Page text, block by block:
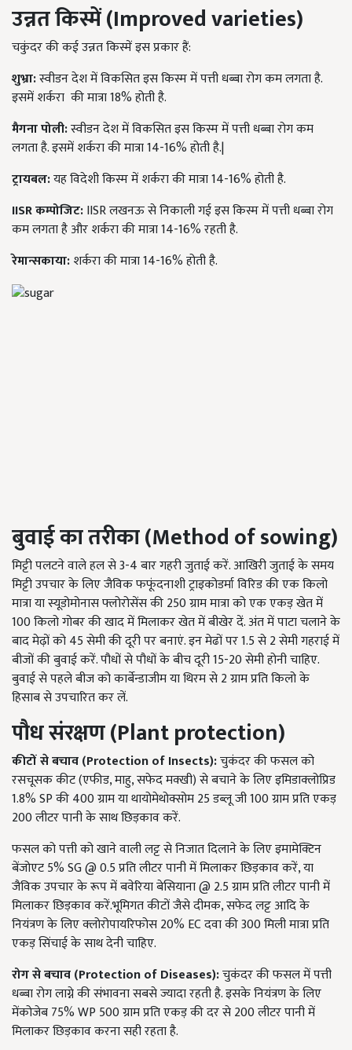
उन्नत किस्में (Improved varieties)
चकुंदर की कई उन्नत किस्में इस प्रकार हैं:
शुभ्रा:स्वीडन देश में विकसित इस किस्म में पत्ती धब्बा रोग कम लगता है.
इसमें शर्करा की मात्रा 18% होती है.
मैगना पोली:स्वीडन देश में विकसित इस किस्म में पत्ती धब्बा रोग कम
लगता है. इसमें शर्करा की मात्रा 14-16% होती है.|
ट्रायबल:यह विदेशी किस्म में शर्करा की मात्रा 14-16% होती है.
IISRकम्पोजिट:IISRलखनऊ से निकाली गई इस किस्म में पत्ती धब्बा रोग
कम लगता है और शर्करा की मात्रा 14-16% रहती है.
रेमान्सकाया:शर्करा की मात्रा 14-16% होती है.
बुवाई का तरीका(Method of sowing)
मिट्टी पलटने वाले हल से 3-4 बार गहरी जुताई करें. आखिरी जुताई के समय
मिट्टी उपचार के लिए जैविक फफूंदनाशी ट्राइकोडर्मा विरिड की एक किलो
मात्रा या स्यूडोमोनास फ्लोरोसेंस की 250 ग्राम मात्रा को एक एकड़ खेत में
100 किलो गोबर की खाद में मिलाकर खेत में बीखेर दें. अंत में पाटा चलाने के
बाद मेढ़ों को 45 सेमी की दूरी पर बनाएं. इन मेढों पर 1.5 से 2 सेमी गहराई में
बीजों की बुवाई करें. पौधों से पौधों के बीच दूरी 15-20 सेमी होनी चाहिए.
बुवाई से पहले बीज को कार्बेन्डाजीम या थिरम से 2 ग्राम प्रति किलो के
हिसाब से उपचारित कर लें.
पौध संरक्षण(Plant protection)
कीटों से बचाव (Protection of Insects):चुकंदर की फसल को
रसचूसक कीट (एफीड, माहु, सफेद मक्खी) से बचाने के लिए इमिडाक्लोप्रिड
1.8% SP की 400 ग्राम या थायोमेथोक्सोम 25 डब्लू जी 100 ग्राम प्रति एकड़
200 लीटर पानी के साथ छिड़काव करें.
फसल को पत्ती को खाने वाली लट्ट से निजात दिलाने के लिए इमामेक्टिन
बेंजोएट 5% SG @ 0.5 प्रति लीटर पानी में मिलाकर छिड़काव करें, या
जैविक उपचार के रूप में बवेरिया बेसियाना @ 2.5 ग्राम प्रति लीटर पानी में
मिलाकर छिड़काव करें.भूमिगत कीटों जैसे दीमक, सफेद लट्ट आदि के
नियंत्रण के लिए क्लोरोपायरिफोस 20% EC दवा की 300 मिली मात्रा प्रति
एकड़ सिंचाई के साथ देनी चाहिए.
रोग से बचाव(Protection of Diseases):चुकंदर की फसल में पत्ती
धब्बा रोग लाग्ने की संभावना सबसे ज्यादा रहती है. इसके नियंत्रण के लिए
मेंकोजेब 75% WP 500 ग्राम प्रति एकड़ की दर से 200 लीटर पानी में
मिलाकर छिड़काव करना सही रहता है.